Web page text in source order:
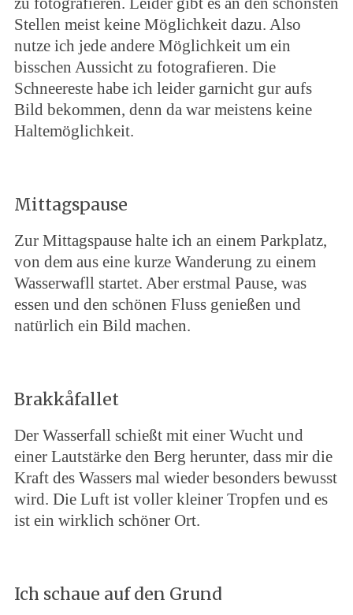
Stellen meist keine Möglichkeit dazu. Also
nutze ich jede andere Möglichkeit um ein
bisschen Aussicht zu fotografieren. Die
Schneereste habe ich leider garnicht gur aufs
Bild bekommen, denn da war meistens keine
Haltemöglichkeit.
Mittagspause
Zur Mittagspause halte ich an einem Parkplatz,
von dem aus eine kurze Wanderung zu einem
Wasserwafll startet. Aber erstmal Pause, was
essen und den schönen Fluss genießen und
natürlich ein Bild machen.
Brakkåfallet
Der Wasserfall schießt mit einer Wucht und
einer Lautstärke den Berg herunter, dass mir die
Kraft des Wassers mal wieder besonders bewusst
wird. Die Luft ist voller kleiner Tropfen und es
ist ein wirklich schöner Ort.
Ich schaue auf den Grund